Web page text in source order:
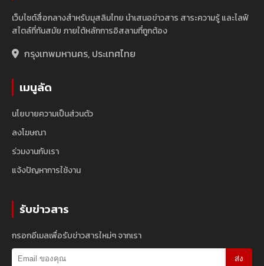
เว็บไซต์สื่อกลางสำหรับมุสลิมไทย นำเสนอข่าวสาร สาระความรู้ และไลฟ์
สไตล์ที่ทันสมัย ภายใต้หลักการอิสลามที่ถูกต้อง
กรุงเทพมหานคร, ประเทศไทย
เมนูลัด
นโยบายความเป็นส่วนตัว
ลงโฆษณา
ร่วมงานกับเรา
แจ้งปัญหาการใช้งาน
รับข่าวสาร
กรอกอีเมลเพื่อรับข่าวสารใหม่ๆ จากเรา
ส่ง